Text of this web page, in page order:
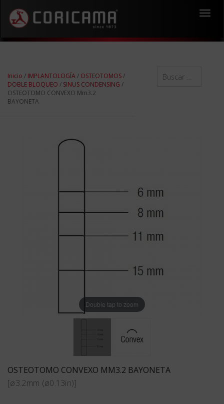
Inicio / IMPLANTOLOGÍA/ OSTEOTOMOS/
DOBLE BLOQUEO / SINUS CONDENSING /
OSTEOTOMO CONVEXO Mm3.2
BAYONETA
Double tap to zoom
OSTEOTOMO CONVEXO MM3.2 BAYONETA
[ø3.2mm (ø0.13in)]